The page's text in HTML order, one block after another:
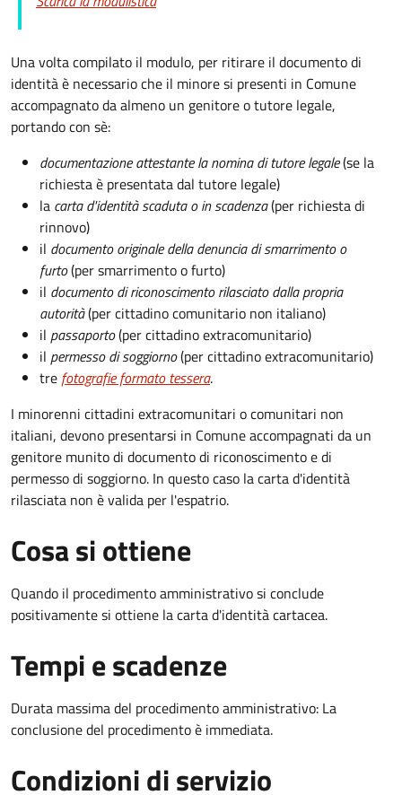
Una volta compilato il modulo, per ritirare il documento di
identità è necessario che il minore si presenti in Comune
accompagnato da almeno un genitore o tutore legale,
portando con sè:
documentazione attestante la nomina di tutore legale(se la
richiesta è presentata dal tutore legale)
la carta d'identità scaduta o in scadenza(per richiesta di
rinnovo)
il documento originale della denuncia di smarrimento o
furto(per smarrimento o furto)
il documento di riconoscimento rilasciato dalla propria
autorità(per cittadino comunitario non italiano)
il passaporto(per cittadino extracomunitario)
il permesso di soggiorno(per cittadino extracomunitario)
tre fotografie formato tessera.
I minorenni cittadini extracomunitari o comunitari non
italiani, devono presentarsi in Comune accompagnati da un
genitore munito di documento di riconoscimento e di
permesso di soggiorno. In questo caso la carta d'identità
rilasciata non è valida per l'espatrio.
Cosa si ottiene
Quando il procedimento amministrativo si conclude
positivamente si ottiene la carta d'identità cartacea.
Tempi e scadenze
Durata massima del procedimento amministrativo: La
conclusione del procedimento è immediata.
Condizioni di servizio